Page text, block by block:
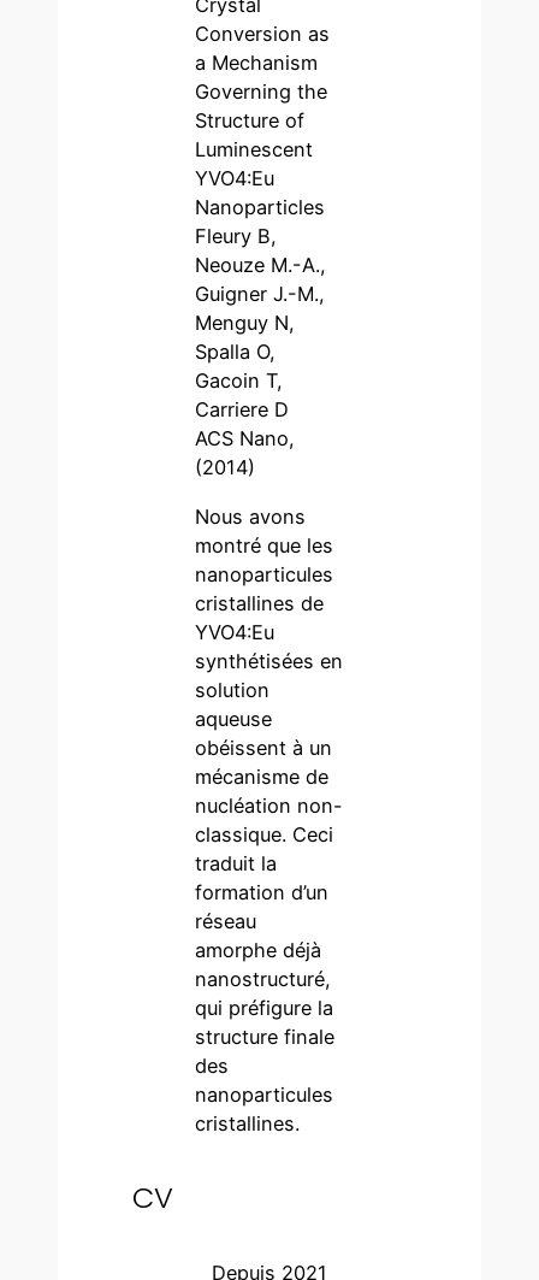
Crystal
Conversion as
a Mechanism
Governing the
Structure of
Luminescent
YVO4:Eu
Nanoparticles
Fleury B,
Neouze M.-A.,
Guigner J.-M.,
Menguy N,
Spalla O,
Gacoin T,
Carriere D
ACS Nano,
(2014)
Nous avons
montré que les
nanoparticules
cristallines de
YVO4:Eu
synthétisées en
solution
aqueuse
obéissent à un
mécanisme de
nucléation non-
classique. Ceci
traduit la
formation d’un
réseau
amorphe déjà
nanostructuré,
qui préfigure la
structure finale
des
nanoparticules
cristallines.
CV
Depuis 2021